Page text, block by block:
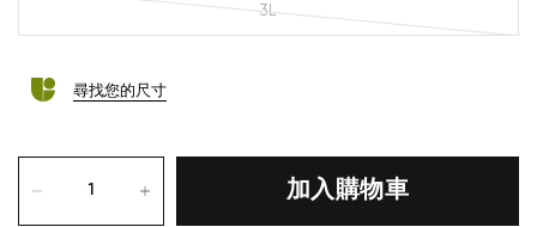
3L
尋找您的尺寸
加入購物車